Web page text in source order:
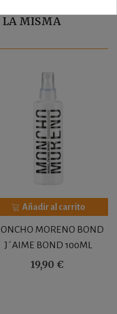
LA MISMA
Añadir al carrito
MORENO BOND
J´AIME BOND 100ML
19,90 €